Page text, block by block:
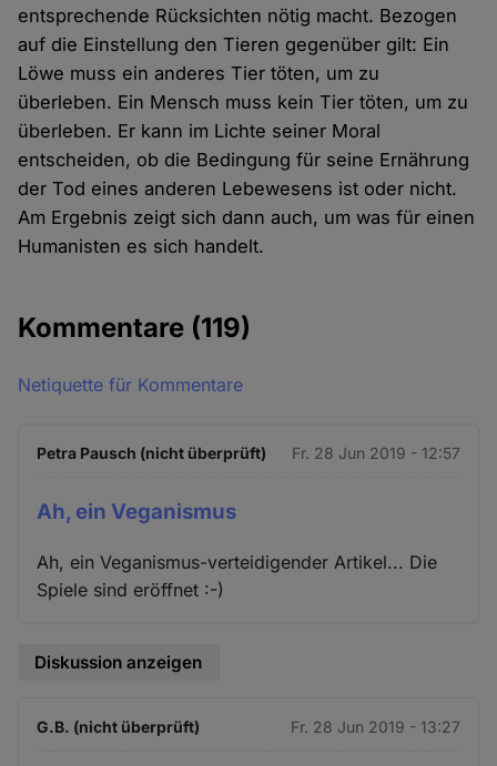
entsprechende Rücksichten nötig macht. Bezogen
auf die Einstellung den Tieren gegenüber gilt: Ein
Löwe muss ein anderes Tier töten, um zu
überleben. Ein Mensch muss kein Tier töten, um zu
überleben. Er kann im Lichte seiner Moral
entscheiden, ob die Bedingung für seine Ernährung
der Tod eines anderen Lebewesens ist oder nicht.
Am Ergebnis zeigt sich dann auch, um was für einen
Humanisten es sich handelt.
Kommentare (119)
Netiquette für Kommentare
Petra Pausch (nicht überprüft) Fr. 28 Jun 2019 - 12:57
Ah, ein Veganismus
Ah, ein Veganismus-verteidigender Artikel... Die
Spiele sind eröffnet :-)
Diskussion anzeigen
G.B. (nicht überprüft) Fr. 28 Jun 2019 - 13:27